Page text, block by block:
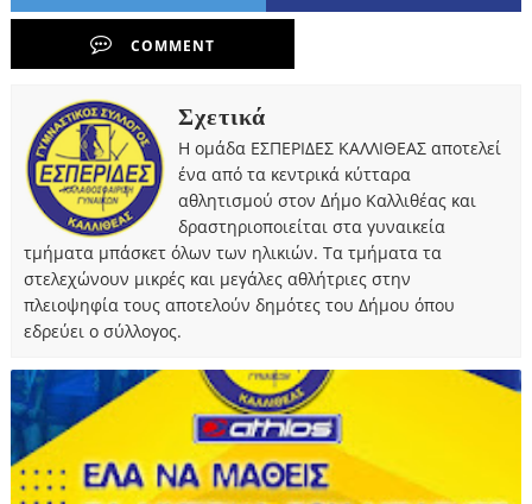
COMMENT
Σχετικά
Η ομάδα ΕΣΠΕΡΙΔΕΣ ΚΑΛΛΙΘΕΑΣ αποτελεί
ένα από τα κεντρικά κύτταρα
αθλητισμού στον Δήμο Καλλιθέας και
δραστηριοποιείται στα γυναικεία
τμήματα μπάσκετ όλων των ηλικιών. Τα τμήματα τα
στελεχώνουν μικρές και μεγάλες αθλήτριες στην
πλειοψηφία τους αποτελούν δημότες του Δήμου όπου
εδρεύει ο σύλλογος.